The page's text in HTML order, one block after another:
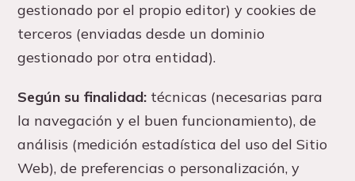
gestionado por el propio editor) y cookies de
terceros (enviadas desde un dominio
gestionado por otra entidad).
Según su finalidad: técnicas (necesarias para
la navegación y el buen funcionamiento), de
análisis (medición estadística del uso del Sitio
Web), de preferencias o personalización, y